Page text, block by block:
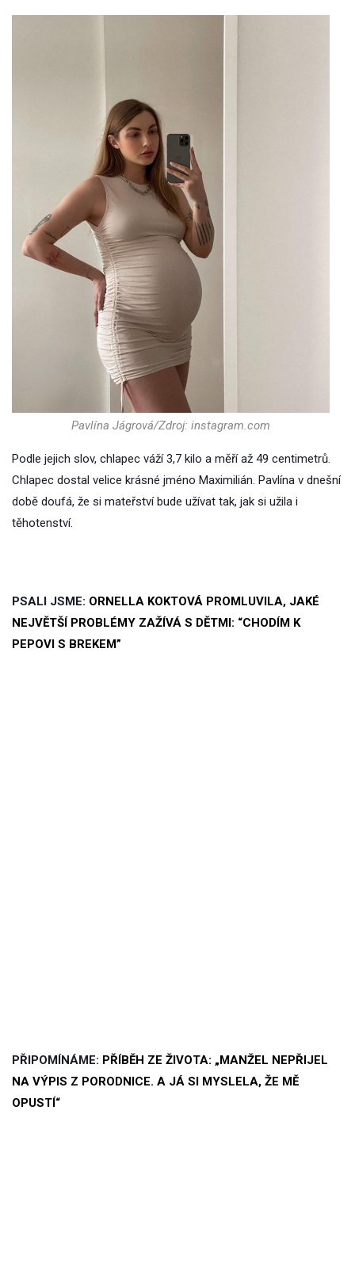
Pavlína Jágrová/Zdroj: instagram.com
Podle jejich slov, chlapec váží 3,7 kilo a měří až 49 centimetrů.
Chlapec dostal velice krásné jméno Maximilián. Pavlína v dnešní
době doufá, že si mateřství bude užívat tak, jak si užila i
těhotenství.
PSALI JSME: ORNELLA KOKTOVÁ PROMLUVILA, JAKÉ
NEJVĚTŠÍ PROBLÉMY ZAŽÍVÁ S DĚTMI: “CHODÍM K
PEPOVI S BREKEM”
PŘIPOMÍNÁME: PŘÍBĚH ZE ŽIVOTA: „MANŽEL NEPŘIJEL
NA VÝPIS Z PORODNICE. A JÁ SI MYSLELA, ŽE MĚ
OPUSTÍ“